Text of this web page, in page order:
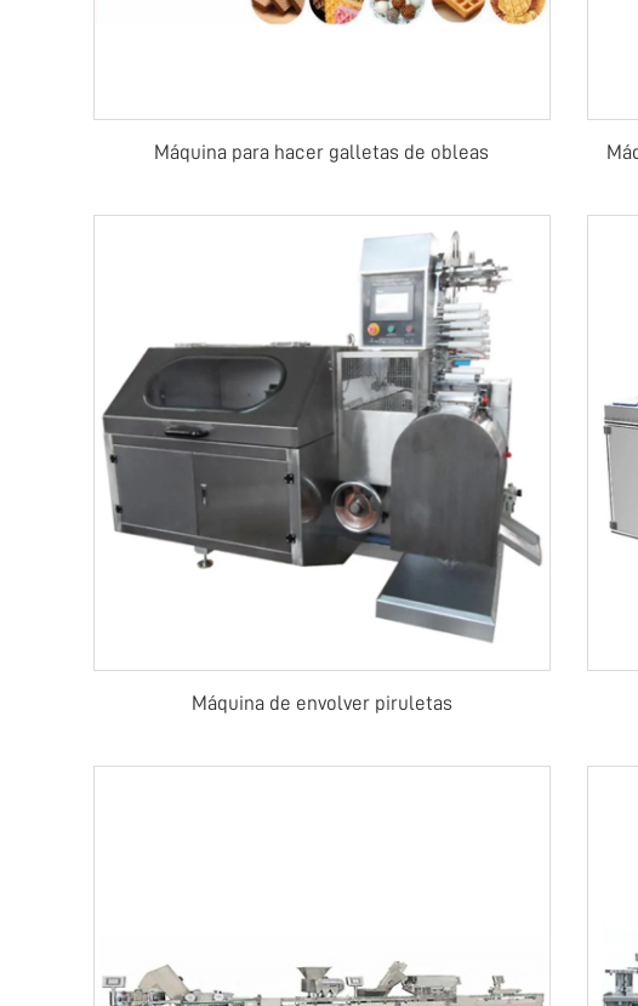
Máquina para hacer galletas de obleas
Máquina de envolver piruletas